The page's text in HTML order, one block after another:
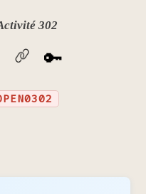
302
🔑